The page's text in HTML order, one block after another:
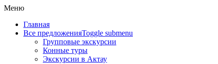
Меню
Главная
Все предложенияToggle submenu
Групповые экскурсии
Конные туры
Экскурсии в Актау